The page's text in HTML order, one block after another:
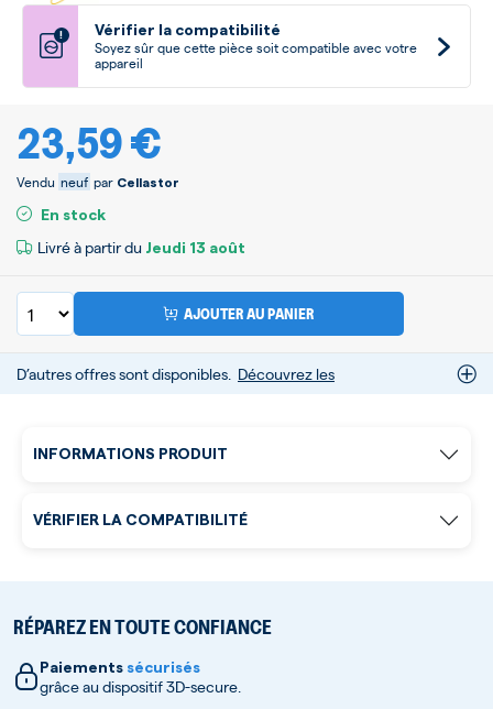
! Vérifier la compatibilité
Soyez sûr que cette pièce soit compatible avec votre
appareil
23,59 €
Vendu neuf par Cellastor
En stock
Livré à partir du Jeudi 13 août
AJOUTER AU PANIER
D’autres offres sont disponibles. Découvrez les
INFORMATIONS PRODUIT
RÉPAREZ EN TOUTE CONFIANCE
Paiements sécurisés
grâce au dispositif 3D-secure.
VÉRIFIER LA COMPATIBILITÉ